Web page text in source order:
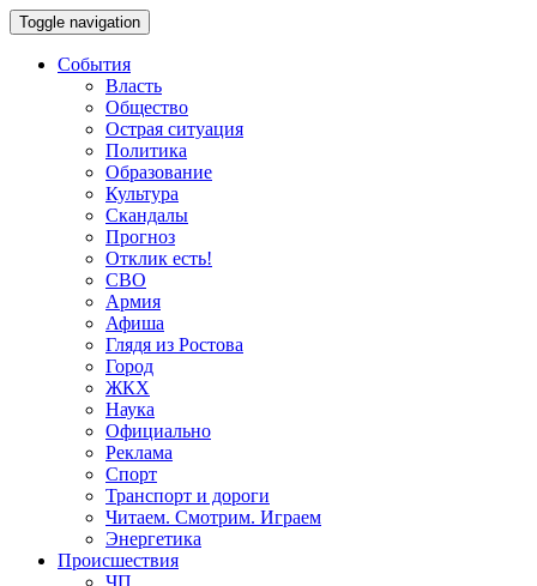
Toggle navigation
События
Власть
Общество
Острая ситуация
Политика
Образование
Культура
Скандалы
Прогноз
Отклик есть!
СВО
Армия
Афиша
Глядя из Ростова
Город
ЖКХ
Наука
Официально
Реклама
Спорт
Транспорт и дороги
Читаем. Смотрим. Играем
Энергетика
Происшествия
ЧП